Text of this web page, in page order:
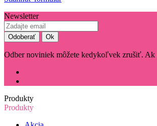
Newsletter
Odber noviniek môžete kedykoľvek zrušiť. Ak
Produkty
Produkty